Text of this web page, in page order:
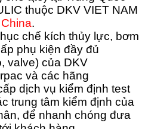
thuộc DKV VIET NAM
.
chế kích thủy lực, bơm
phụ kiện đầy đủ
valve) của DKV
và các hãng
dịch vụ kiểm định test
trung tâm kiểm định của
để nhanh chóng đưa